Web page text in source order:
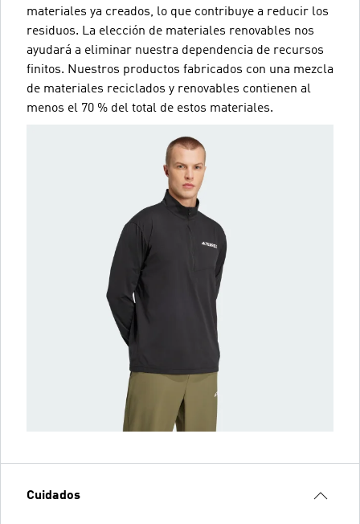
materiales ya creados, lo que contribuye a reducir los
residuos. La elección de materiales renovables nos
ayudará a eliminar nuestra dependencia de recursos
finitos. Nuestros productos fabricados con una mezcla
de materiales reciclados y renovables contienen al
menos el 70 % del total de estos materiales.
Cuidados